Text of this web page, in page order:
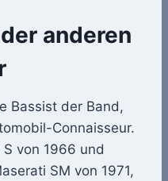
anderen
Bassist der Band,
Connaisseur.
von 1966 und
SM von 1971,